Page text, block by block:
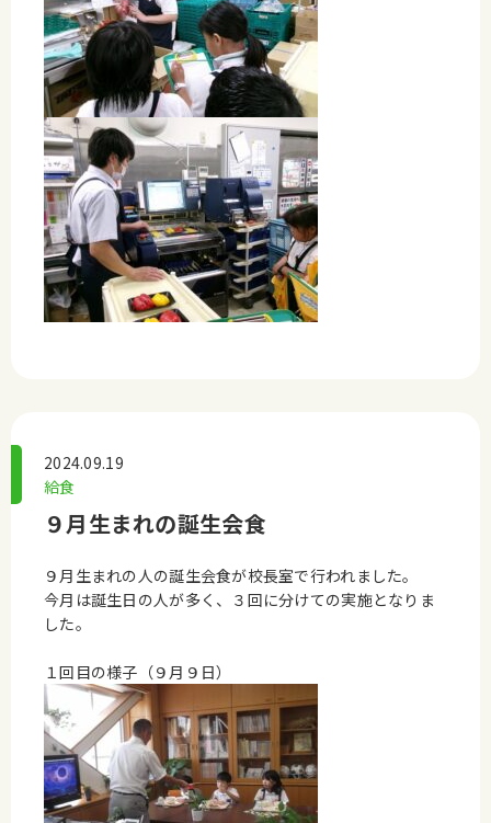
2024.09.19
給食
９月生まれの誕生会食
９月生まれの人の誕生会食が校長室で行われました。
今月は誕生日の人が多く、３回に分けての実施となりま
した。
１回目の様子（９月９日）